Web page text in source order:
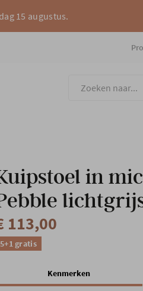
15 augustus.
in
113,00
5+1 gratis
Kenmerken